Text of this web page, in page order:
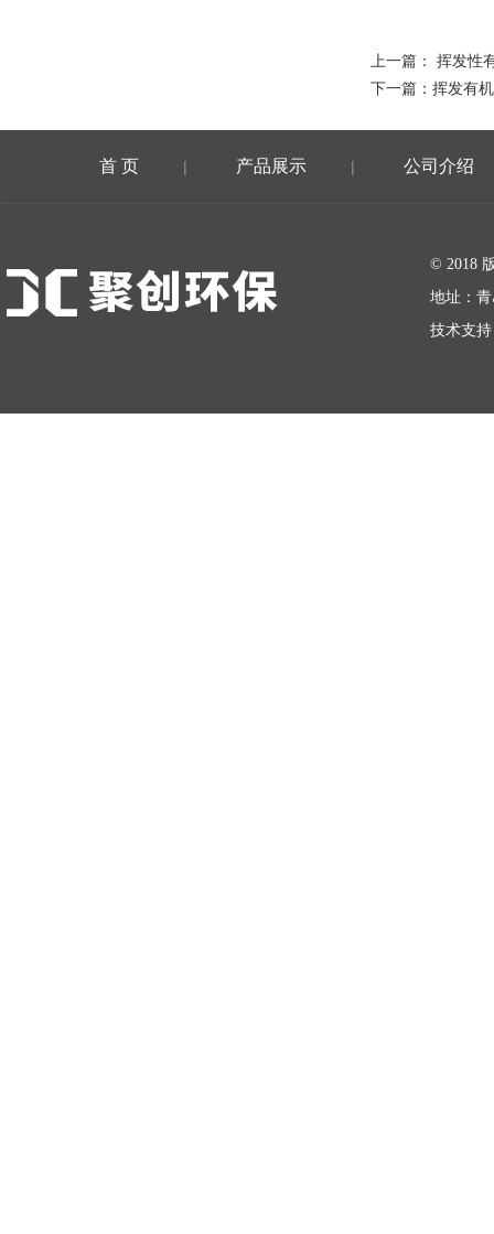
上一篇： 挥发性
下一篇： 挥发有
首 页 | 产品展示 | 公司介绍
© 2018
地址：
技术支